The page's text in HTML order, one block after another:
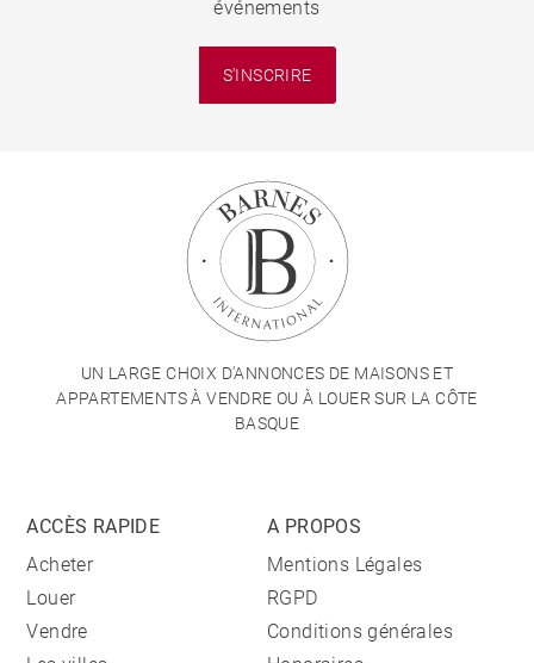
événements
S'INSCRIRE
UN LARGE CHOIX D'ANNONCES DE MAISONS ET
APPARTEMENTS À VENDRE OU À LOUER SUR LA CÔTE
BASQUE
ACCÈS RAPIDE
Acheter
Louer
Vendre
A PROPOS
Mentions Légales
RGPD
Conditions générales